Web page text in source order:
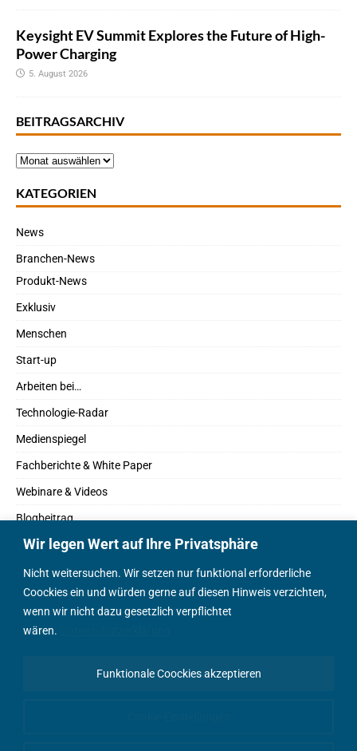
Wir legen Wert auf Ihre Privatsphäre
Nicht weitersuchen. Wir setzen nur funktional erforderliche
Coockies ein und würden gerne auf diesen Hinweis verzichten,
wenn wir nicht dazu gesetzlich verpflichtet
wären.
Funktionale Coockies akzeptieren
Keysight EV Summit Explores the Future of High-
Power Charging
5. August 2026
BEITRAGSARCHIV
KATEGORIEN
News
Branchen-News
Produkt-News
Exklusiv
Menschen
Start-up
Arbeiten bei…
Technologie-Radar
Medienspiegel
Fachberichte & White Paper
Webinare & Videos
Blogbeitrag
Fachbücher
Marktreport
Podcasts
Positionspapier
English Content